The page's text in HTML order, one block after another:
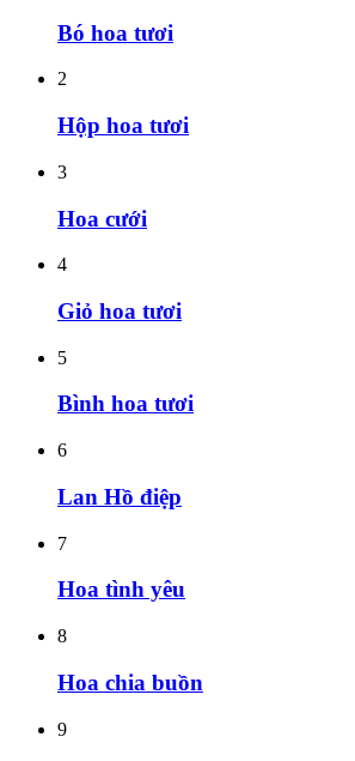
Bó hoa tươi
2
Hộp hoa tươi
3
Hoa cưới
4
Giỏ hoa tươi
5
Bình hoa tươi
6
Lan Hồ điệp
7
Hoa tình yêu
8
Hoa chia buồn
9